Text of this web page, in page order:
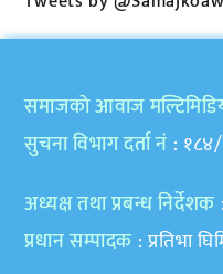
समाजकाे आवाज
सुचना विभाग दर्ता नं :
अध्यक्ष तथा प्रबन्ध निर्देशक
प्रधान सम्पादक : प्रतिभा